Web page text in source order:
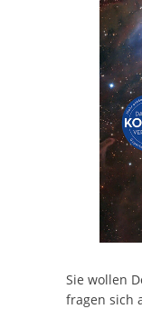
Sie wollen
fragen sich